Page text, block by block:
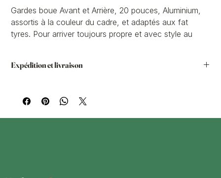
Gardes boue Avant et Arrière, 20 pouces, Aluminium,
assortis à la couleur du cadre, et adaptés aux fat
tyres. Pour arriver toujours propre et avec style au
Expédition et livraison
site internet et de demander le retrait chez nous. Vous
pourrez le retirer dans nos locaux à Lauzerville ou dans un